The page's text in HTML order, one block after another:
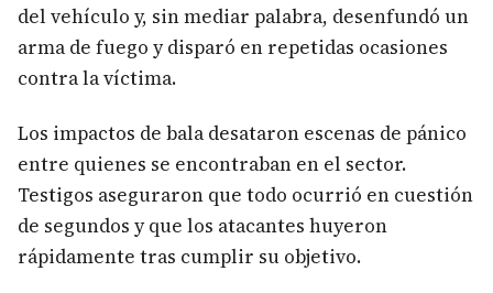
del vehículo y, sin mediar palabra, desenfundó un
arma de fuego y disparó en repetidas ocasiones
contra la víctima.
Los impactos de bala desataron escenas de pánico
entre quienes se encontraban en el sector.
Testigos aseguraron que todo ocurrió en cuestión
de segundos y que los atacantes huyeron
rápidamente tras cumplir su objetivo.